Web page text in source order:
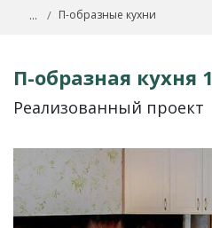
... П-образные кухни
П-образная кухня 1
Реализованный проект